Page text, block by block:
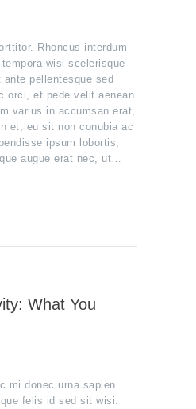
Rhoncus interdum
wisi scelerisque
pellentesque sed
orci, et pede velit aenean
varius in accumsan erat,
et, eu sit non conubia ac
ipsum lobortis,
augue erat nec, ut…
What You
mi donec urna sapien
felis id sed sit wisi.